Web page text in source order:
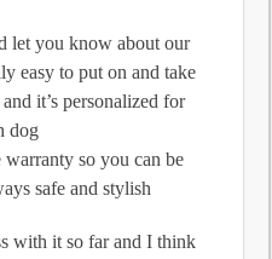
let you know about our
easy to put on and take
it’s personalized for
dog.
so you can be
safe and stylish.
with it so far and I think